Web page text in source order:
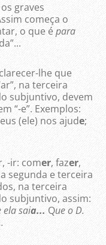
graves
começa o
o que épara
lhe que
na terceira
subjuntivo, devem
“-e”. Exemplos:
(ele) nos ajude;
-ir: comer, fazer,
segunda e terceira
na terceira
subjuntivo, assim:
ela saia... Que o D.